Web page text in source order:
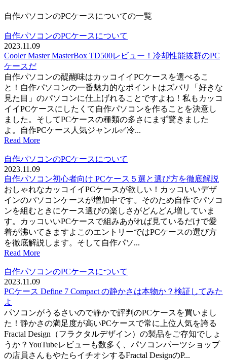
自作パソコンのPCケースについての一覧
自作パソコンのPCケースについて
2023.11.09
Cooler Master MasterBox TD500レビュー！冷却性能抜群のPC
ケースだ
自作パソコンの醍醐味はカッコイイPCケースを選べるこ
と！自作パソコンの一番魅力的なポイントはズバリ「好きな
見た目」のパソコンに仕上げれることですよね！私もカッコ
イイPCケースにしたくて自作パソコンを作ることを決意し
ました。そしてPCケースの種類の多さにまず驚きました
よ。自作PCケース人気ジャンル✅冷...
Read More
自作パソコンのPCケースについて
2023.11.09
自作パソコン初心者向け PCケース５選と選び方を徹底解説
おしゃれなカッコイイPCケースが欲しい！カッコいいデザ
インのパソコンケースが増加中です。そのため自作でパソコ
ンを組むときにケース選びの楽しさがどんどん増していま
す。カッコいいPCケースで組みあがれば見ているだけで愛
着が沸いてきますよこのエントリーではPCケースの選び方
を徹底解説します。そして自作パソ...
Read More
自作パソコンのPCケースについて
2023.11.09
PCケース Define 7 Compact の静かさは本物か？検証してみた
よ
パソコンがうるさいので静かで評判のPCケースを買いまし
た！静かさの満足度が高いPCケースで常に上位人気を誇る
Fractal Design（フラクタルデザイン）の製品をご存知でしょ
うか？YouTubeレビューも数多く、パソコンパーツショップ
の店員さんもやたらイチオシするFractal DesignのP...